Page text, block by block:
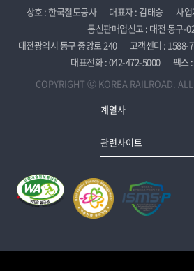
상호 : 한국철도공사 대표자 : 김태승
사
통신판매업신고 : 대전 동구-
대전광역시 동구 중앙로 240
고객센터 : 1588-
대표전화 : 042-472-5000
팩스
COPYRIGHT ⓒ KOREA RAILROAD.
계열사
관련사이트